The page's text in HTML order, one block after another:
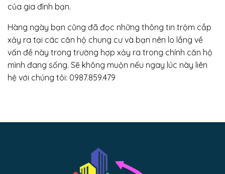
của gia đình bạn.
Hàng ngày bạn cũng đã đọc những thông tin trộm cắp
xảy ra tại các căn hộ chung cư và bạn nên lo lắng về
vấn đề này trong trường hợp xảy ra trong chính căn hộ
mình đang sống. Sẽ không muộn nếu ngay lúc này liên
hệ với chúng tôi: 0987.859.479